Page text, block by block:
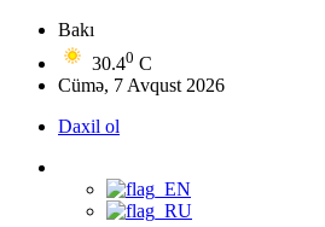
Bakı
30.40 C
Cümə, 7 Avqust 2026
Daxil ol